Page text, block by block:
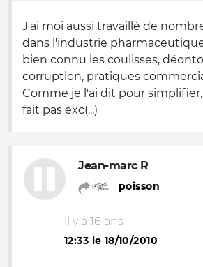
J'ai moi aussi travaillé de
dans l'industrie
bien connu les coulisses,
corruption, pratiques
Comme je l'ai dit pour
fait pas exc(...)
Jean-marc R
poisson
il y a 16 ans
12:33 le 18/10/2010